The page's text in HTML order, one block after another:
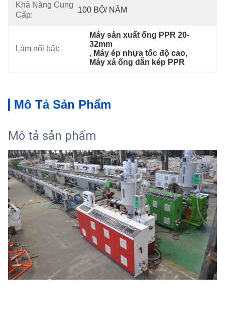
Khả Năng Cung
Cấp:
100 BỘ/ NĂM
Làm nổi bật:
Máy sản xuất ống PPR 20-
32mm
, Máy ép nhựa tốc độ cao,
Máy xả ống dẫn kép PPR
Mô Tả Sản Phẩm
Mô tả sản phẩm